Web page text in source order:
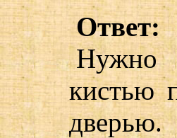
Ответ:
Нужно
кистью